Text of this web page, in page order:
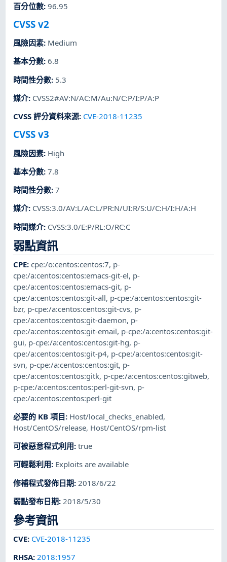
百分位數:96.95
CVSS v2
風險因素: Medium
基本分數:6.8
時間性分數: 5.3
媒介: CVSS2#AV:N/AC:M/Au:N/C:P/I:P/A:P
CVSS 評分資料來源: CVE-2018-11235
CVSS v3
風險因素: High
基本分數:7.8
時間性分數:7
媒介: CVSS:3.0/AV:L/AC:L/PR:N/UI:R/S:U/C:H/I:H/A:H
時間媒介: CVSS:3.0/E:P/RL:O/RC:C
弱點資訊
CPE:cpe:/o:centos:centos:7, p-
cpe:/a:centos:centos:emacs-git-el, p-
cpe:/a:centos:centos:emacs-git, p-
cpe:/a:centos:centos:git-all, p-cpe:/a:centos:centos:git-
bzr, p-cpe:/a:centos:centos:git-cvs, p-
cpe:/a:centos:centos:git-daemon, p-
cpe:/a:centos:centos:git-email, p-cpe:/a:centos:centos:git-
gui, p-cpe:/a:centos:centos:git-hg, p-
cpe:/a:centos:centos:git-p4, p-cpe:/a:centos:centos:git-
svn, p-cpe:/a:centos:centos:git, p-
cpe:/a:centos:centos:gitk, p-cpe:/a:centos:centos:gitweb,
p-cpe:/a:centos:centos:perl-git-svn, p-
cpe:/a:centos:centos:perl-git
必要的 KB 項目: Host/local_checks_enabled,
Host/CentOS/release, Host/CentOS/rpm-list
可被惡意程式利用:true
可輕鬆利用: Exploits are available
修補程式發佈日期: 2018/6/22
弱點發布日期:2018/5/30
參考資訊
CVE: CVE-2018-11235
RHSA:2018:1957